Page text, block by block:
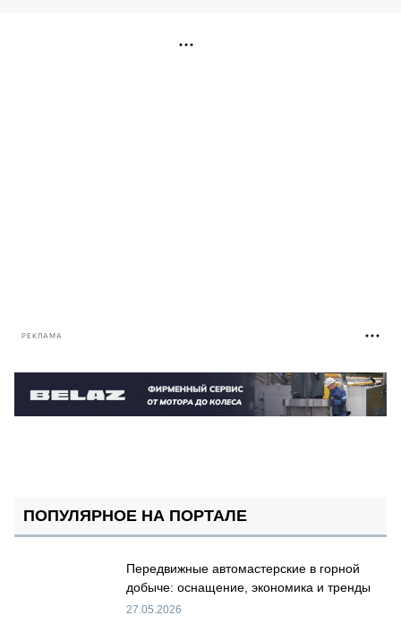
РЕКЛАМА
ПОПУЛЯРНОЕ НА ПОРТАЛЕ
Передвижные автомастерские в горной
добыче: оснащение, экономика и тренды
27.05.2026